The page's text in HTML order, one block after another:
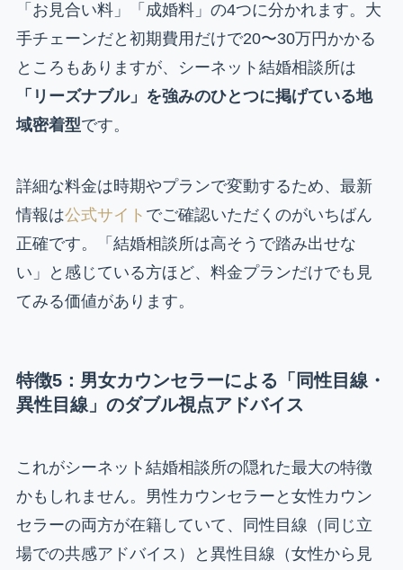
「お見合い料」「成婚料」の4つに分かれます。大
手チェーンだと初期費用だけで20〜30万円かかる
ところもありますが、シーネット結婚相談所は
「リーズナブル」を強みのひとつに掲げている地
域密着型です。
詳細な料金は時期やプランで変動するため、最新
情報は公式サイト でご確認いただくのがいちばん
正確です。「結婚相談所は高そうで踏み出せな
い」と感じている方ほど、料金プランだけでも見
てみる価値があります。
特徴5：男女カウンセラーによる「同性目線・
異性目線」のダブル視点アドバイス
これがシーネット結婚相談所の隠れた最大の特徴
かもしれません。男性カウンセラーと女性カウン
セラーの両方が在籍していて、同性目線（同じ立
場での共感アドバイス）と異性目線（女性から見